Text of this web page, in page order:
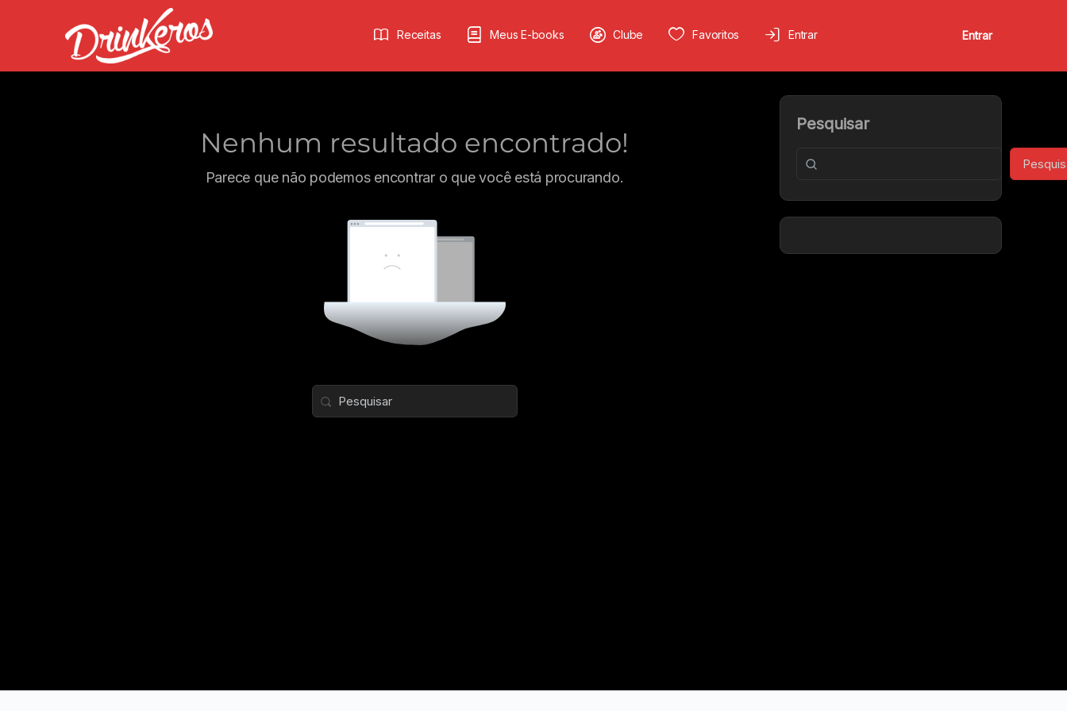
Receitas Meus E-books Clube Favoritos Entrar Entrar
Nenhum resultado encontrado!
Parece que não podemos encontrar o que você está procurando.
Pesquisar